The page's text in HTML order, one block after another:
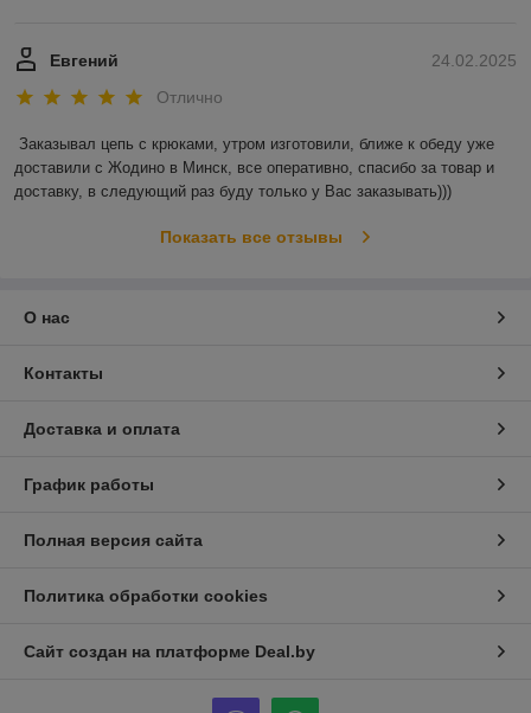
24.02.2025
Евгений
Отлично
Заказывал цепь с крюками, утром изготовили, ближе к обеду уже
доставили с Жодино в Минск, все оперативно, спасибо за товар и
доставку, в следующий раз буду только у Вас заказывать)))
Показать все отзывы
О нас
Контакты
Доставка и оплата
График работы
Полная версия сайта
Политика обработки cookies
Сайт создан на платформе Deal.by